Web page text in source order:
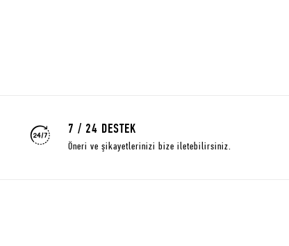
7 / 24 DESTEK
Öneri ve şikayetlerinizi bize iletebilirsiniz.